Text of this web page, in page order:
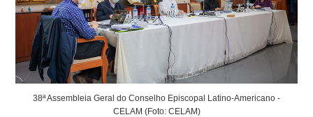
38ª Assembleia Geral do Conselho Episcopal Latino-Americano -
CELAM (Foto: CELAM)